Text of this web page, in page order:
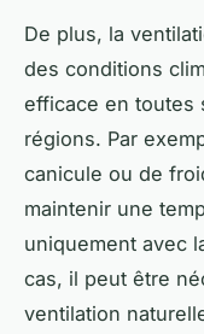
De plus, la
des conditions
efficace en toutes
régions. Par
canicule ou de
maintenir une
uniquement avec
cas, il peut être
ventilation